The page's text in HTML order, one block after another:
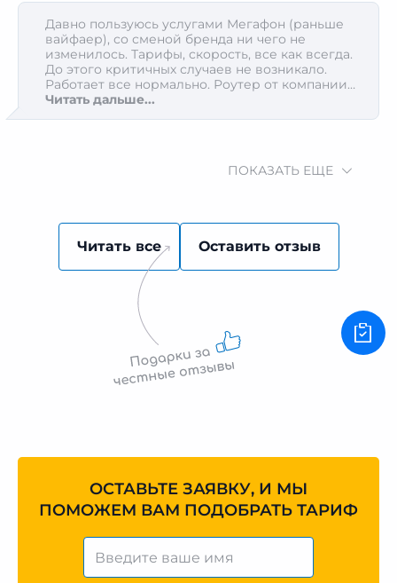
Давно пользуюсь услугами Мегафон (раньше
вайфаер), со сменой бренда ни чего не
изменилось. Тарифы, скорость, все как всегда.
До этого критичных случаев не возникало.
Работает все нормально. Роутер от компании
хороший, цены приятные
Читать дальше...
ПОКАЗАТЬ ЕЩЕ
Читать все Оставить отзыв
ОСТАВЬТЕ ЗАЯВКУ, И МЫ
ПОМОЖЕМ ВАМ ПОДОБРАТЬ ТАРИФ